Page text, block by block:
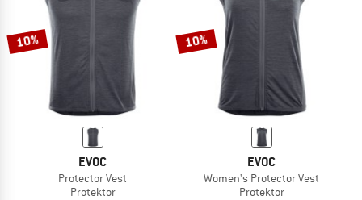
10%
EVOC
Protector Vest
Protektor
10%
EVOC
Women's Protector Vest
Protektor